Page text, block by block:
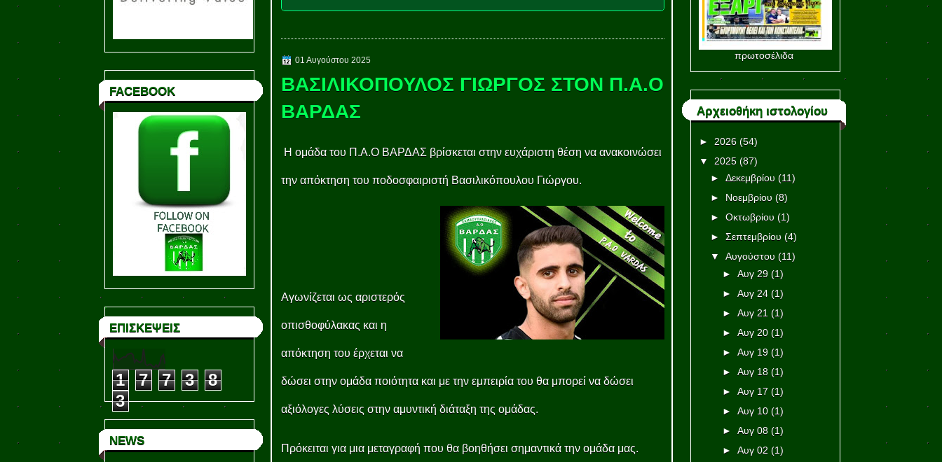
FACEBOOK
ΕΠΙΣΚΕΨΕΙΣ
1 7 7 3
8
3
NEWS
01 Αυγούστου 2025
ΒΑΣΙΛΙΚΟΠΟΥΛΟΣ ΓΙΩΡΓΟΣ ΣΤΟΝ Π.Α.Ο
ΒΑΡΔΑΣ
Η ομάδα του Π.Α.Ο ΒΑΡΔΑΣ βρίσκεται στην ευχάριστη θέση να ανακοινώσει
την απόκτηση του ποδοσφαιριστή Βασιλικόπουλου Γιώργου.
Αγωνίζεται ως αριστερός
οπισθοφύλακας και η
απόκτηση του έρχεται να
δώσει στην ομάδα ποιότητα και με την εμπειρία του θα μπορεί να δώσει
αξιόλογες λύσεις στην αμυντική διάταξη της ομάδας.
Πρόκειται για μια μεταγραφή που θα βοηθήσει σημαντικά την ομάδα μας.
πρωτοσέλιδα
Αρχειοθήκη ιστολογίου
► 2026 (54)
▼
2025 (87)
►Δεκεμβρίου (11)
► Νοεμβρίου (8)
►Οκτωβρίου (1)
►Σεπτεμβρίου (4)
▼
Αυγούστου (11)
►Αυγ 29 (1)
►Αυγ 24 (1)
►Αυγ 21 (1)
►Αυγ 20 (1)
►Αυγ 19 (1)
►Αυγ 18 (1)
►Αυγ 17 (1)
►Αυγ 10 (1)
►Αυγ 08 (1)
►Αυγ 02 (1)